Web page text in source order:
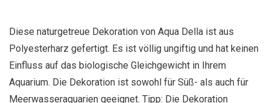
Diese naturgetreue Dekoration von Aqua Della ist aus
Polyesterharz gefertigt. Es ist völlig ungiftig und hat keinen
Einfluss auf das biologische Gleichgewicht in Ihrem
Aquarium. Die Dekoration ist sowohl für Süß- als auch für
Meerwasseraquarien geeignet. Tipp: Die Dekoration